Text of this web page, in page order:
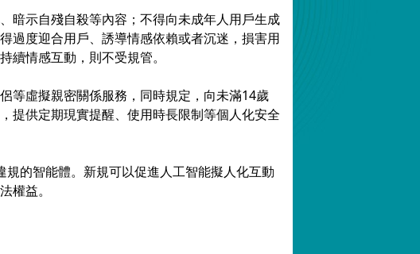
暗示自殘自殺等內容；不得向未成年人用戶生成
過度迎合用戶、誘導情感依賴或者沉迷，損害用
情感互動，則不受規管。
等虛擬親密關係服務，同時規定，向未滿14歲
提供定期現實提醒、使用時長限制等個人化安全
的智能體。新規可以促進人工智能擬人化互動
權益。